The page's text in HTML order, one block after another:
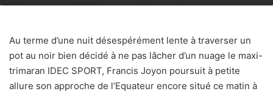
Au terme d’une nuit désespérément lente à traverser un
pot au noir bien décidé à ne pas lâcher d’un nuage le maxi-
trimaran IDEC SPORT, Francis Joyon poursuit à petite
allure son approche de l’Equateur encore situé ce matin à